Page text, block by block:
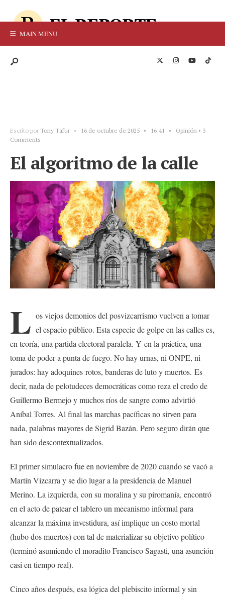
MAIN MENU
Escrito por Tony Tafur • 16 de octubre de 2025 • 16:41 • Opinión • 3
Comments
El algoritmo de la calle
L os viejos demonios del posvizcarrismo vuelven a tomar
el espacio público. Esta especie de golpe en las calles es,
en teoría, una partida electoral paralela. Y en la práctica, una
toma de poder a punta de fuego. No hay urnas, ni ONPE, ni
jurados: hay adoquines rotos, banderas de luto y muertos. Es
decir, nada de pelotudeces democráticas como reza el credo de
Guillermo Bermejo y muchos ríos de sangre como advirtió
Aníbal Torres. Al final las marchas pacíficas no sirven para
nada, palabras mayores de Sigrid Bazán. Pero seguro dirán que
han sido descontextualizados.
El primer simulacro fue en noviembre de 2020 cuando se vacó a
Martín Vizcarra y se dio lugar a la presidencia de Manuel
Merino. La izquierda, con su moralina y su piromanía, encontró
en el acto de patear el tablero un mecanismo informal para
alcanzar la máxima investidura, así implique un costo mortal
(hubo dos muertos) con tal de materializar su objetivo político
(terminó asumiendo el moradito Francisco Sagasti, una asunción
casi en tiempo real).
Cinco años después, esa lógica del plebiscito informal y sin